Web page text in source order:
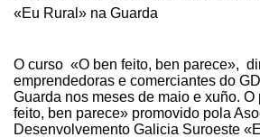
ESO
«Eu Rural» na Guarda
O curso «O ben feito, ben parece»,
emprendedoras e comerciantes do
Guarda nos meses de maio e xuño. O
feito, ben parece» promovido pola
Desenvolvemento Galicia Suroeste